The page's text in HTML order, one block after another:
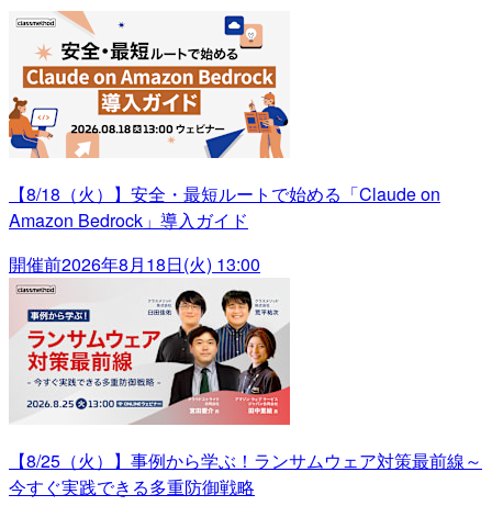
【8/18（火）】安全・最短ルートで始める「Claude on
Amazon Bedrock」導入ガイド
開催前2026年8月18日(火) 13:00
【8/25（火）】事例から学ぶ！ランサムウェア対策最前線～
今すぐ実践できる多重防御戦略